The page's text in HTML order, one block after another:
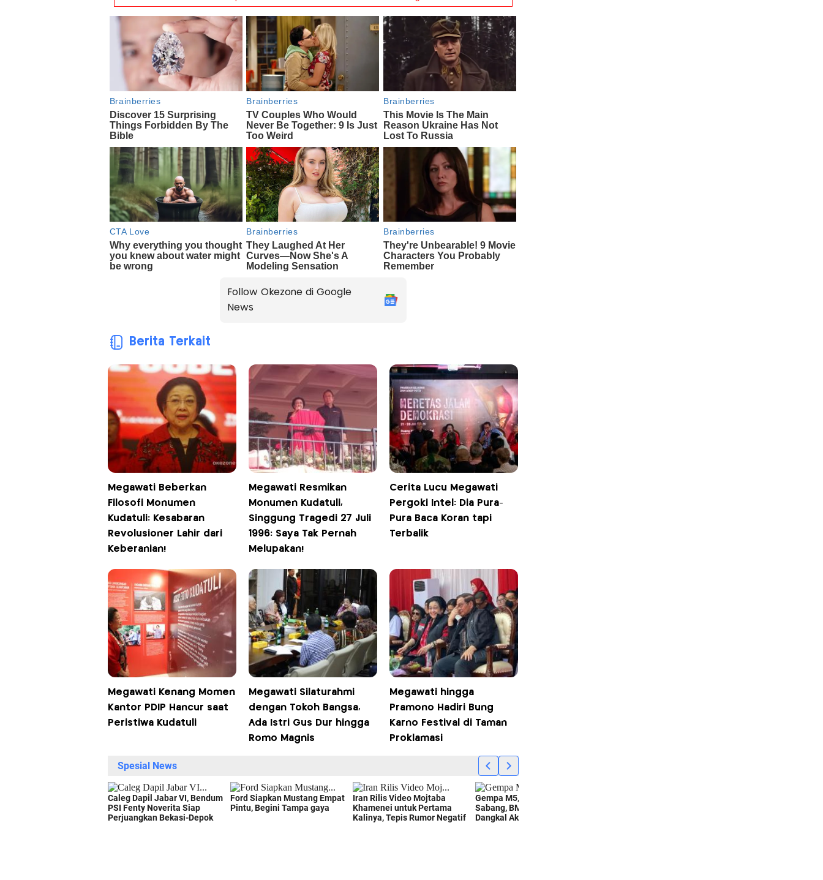
Follow Okezone di Google
News
Berita Terkait
Megawati Beberkan
Filosofi Monumen
Kudatuli: Kesabaran
Revolusioner Lahir dari
Keberanian!
Megawati Resmikan
Monumen Kudatuli,
Singgung Tragedi 27 Juli
1996: Saya Tak Pernah
Melupakan!
Cerita Lucu Megawati
Pergoki Intel: Dia Pura-
Pura Baca Koran tapi
Terbalik
Megawati Kenang Momen
Kantor PDIP Hancur saat
Peristiwa Kudatuli
Megawati Silaturahmi
dengan Tokoh Bangsa,
Ada Istri Gus Dur hingga
Romo Magnis
Megawati hingga
Pramono Hadiri Bung
Karno Festival di Taman
Proklamasi